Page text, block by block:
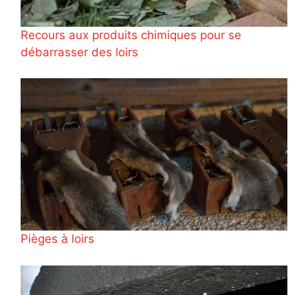
Recours aux produits chimiques pour se
débarrasser des loirs
Pièges à loirs